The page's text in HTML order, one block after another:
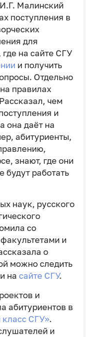
Малинский
поступления в
для
на сайте СГУ
и получить
Отдельно
правилах
чем
и
она даёт на
абитуриенты,
знают, где они
будут работать
наук, русского
со
и
о
можно следить
на сайте СГУ.
и
абитуриентов в
класс СГУ».
и